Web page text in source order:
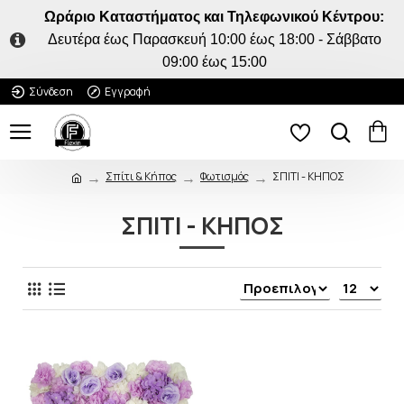
Ωράριο Καταστήματος και Τηλεφωνικού Κέντρου:
Δευτέρα έως Παρασκευή 10:00 έως 18:00 - Σάββατο
09:00 έως 15:00
Σύνδεση
Εγγραφή
Σπίτι & Κήπος Φωτισμός ΣΠΙΤΙ - ΚΗΠΟΣ
ΣΠΙΤΙ - ΚΗΠΟΣ